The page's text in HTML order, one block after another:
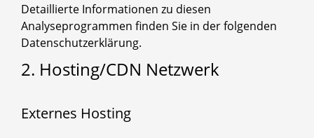
Detaillierte Informationen zu diesen
Analyseprogrammen finden Sie in der folgenden
Datenschutzerklärung.
2. Hosting/CDN Netzwerk
Externes Hosting